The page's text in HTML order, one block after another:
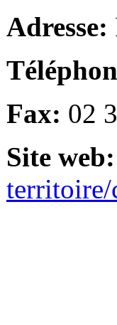
Adresse:
Fax: 02
Site web:
territoire/